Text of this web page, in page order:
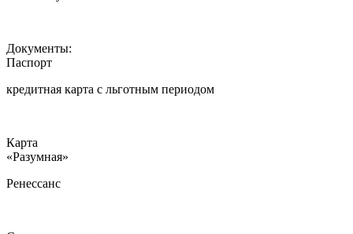
Документы:
Паспорт
кредитная карта c льготным периодом
Карта
«Разумная»
Ренессанс